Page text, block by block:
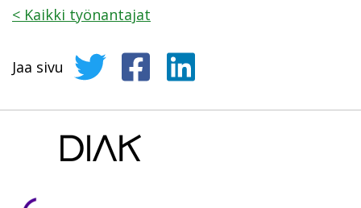
< Kaikki työnantajat
Jaa sivu Jaa sivu Twitterissä
Jaa sivu Facebookissa
Jaa sivu LinkedInissä